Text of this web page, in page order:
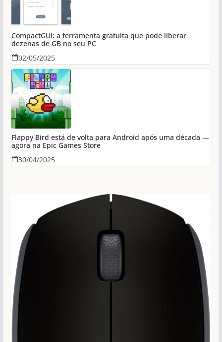
CompactGUI: a ferramenta gratuita que pode liberar
dezenas de GB no seu PC
02/05/2025
Flappy Bird está de volta para Android após uma década —
agora na Epic Games Store
30/04/2025